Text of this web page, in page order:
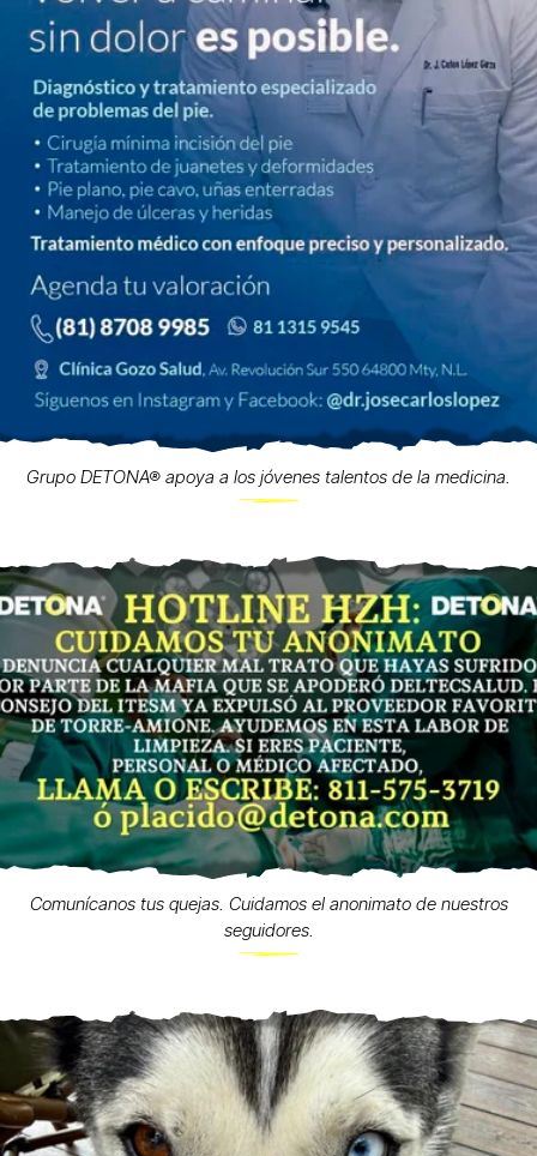
Grupo DETONA® apoya a los jóvenes talentos de la medicina.
Comunícanos tus quejas. Cuidamos el anonimato de nuestros
seguidores.